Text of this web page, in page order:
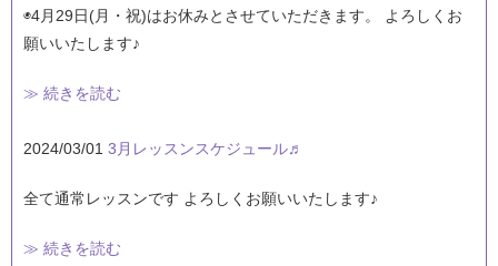
◉4月29日(月・祝)はお休みとさせていただきます。 よろしくお
願いいたします♪
≫ 続きを読む
2024/03/01 3月レッスンスケジュール♬
全て通常レッスンです よろしくお願いいたします♪
≫ 続きを読む